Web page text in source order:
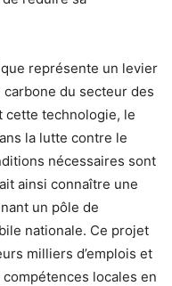
représente un levier
du secteur des
cette technologie, le
la lutte contre le
nécessaires sont
ainsi connaître une
un pôle de
nationale. Ce projet
milliers d’emplois et
locales en